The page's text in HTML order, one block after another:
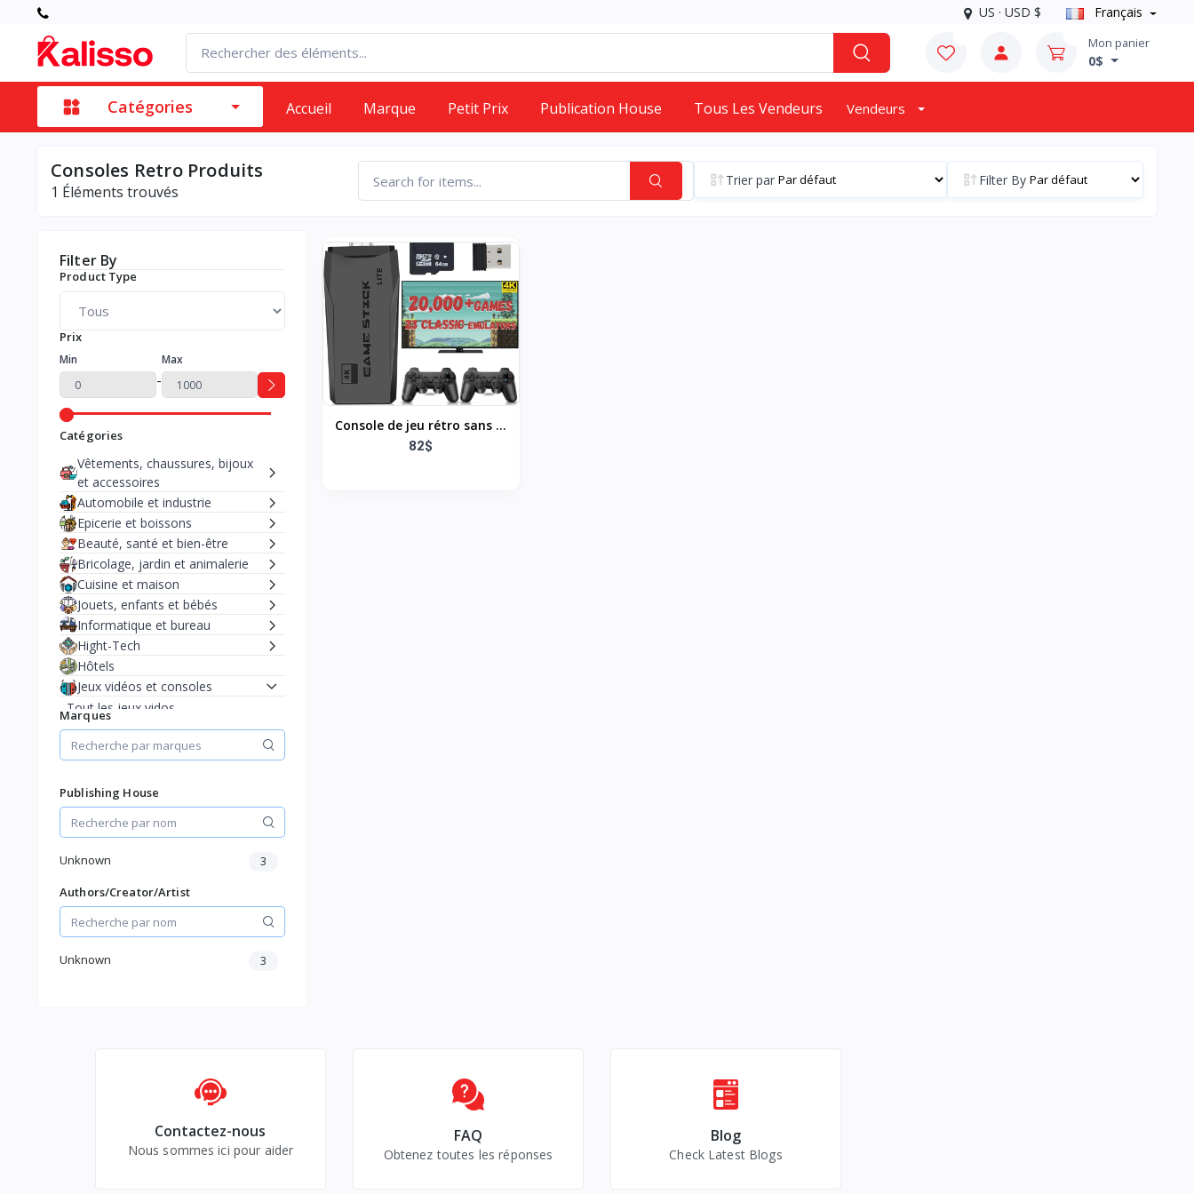
US · USD $ Français
Mon panier
0$
Catégories Accueil Marque Petit Prix Publication House Tous Les Vendeurs Vendeurs
Consoles Retro Produits
1 Éléments trouvés
Trier par Filter By
Filter By
Product Type
Prix
Min
-
Max
Catégories
Vêtements, chaussures, bijoux
et accessoires
Automobile et industrie
Epicerie et boissons
Beauté, santé et bien-être
Bricolage, jardin et animalerie
Cuisine et maison
Jouets, enfants et bébés
Informatique et bureau
Hight-Tech
Hôtels
Jeux vidéos et consoles
Tout les jeux vidos
Prcommande
Promotions
Playstation 5
Playstation 4
Nintendo Switch
PC
Ralit Virtuelle
Consoles Retro
Musique, DVD et Blu-ray
Sports et loisirs
Marques
Publishing House
Unknown 3
Authors/Creator/Artist
Unknown 3
Console de jeu rétro sans fil
avec 23 émulateurs intégrés,
82$
Contactez-nous
Nous sommes ici pour aider
FAQ
Obtenez toutes les réponses
Blog
Check Latest Blogs